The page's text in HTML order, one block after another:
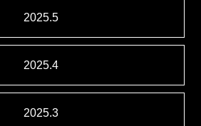
2025.5
2025.4
2025.3